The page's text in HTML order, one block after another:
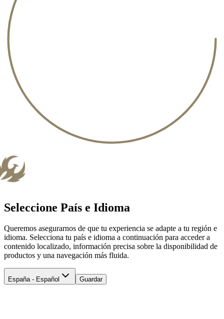
Seleccione País e Idioma
Queremos asegurarnos de que tu experiencia se adapte a tu región e
idioma. Selecciona tu país e idioma a continuación para acceder a
contenido localizado, información precisa sobre la disponibilidad de
productos y una navegación más fluida.
España - Español Guardar